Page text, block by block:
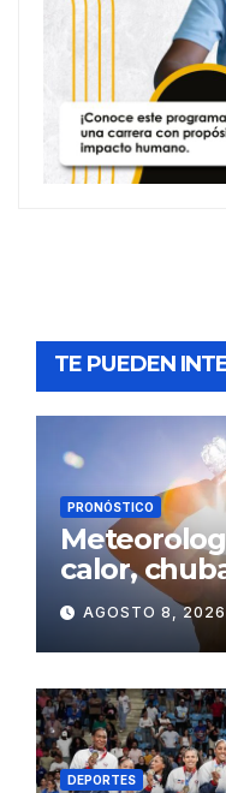
TE PUEDEN
PRONÓSTICO
calor,
Sahara
AGOSTO 8, 2026
DEPORTES